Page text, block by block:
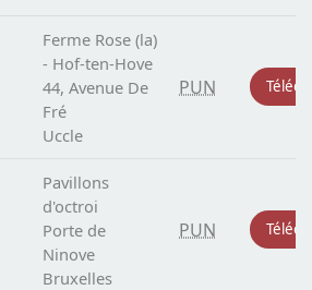
Ferme Rose (la)
- Hof-ten-Hove
44, Avenue De
Fré
Uccle
PUN
Pavillons
d'octroi
Porte de
Ninove
Bruxelles
PUN